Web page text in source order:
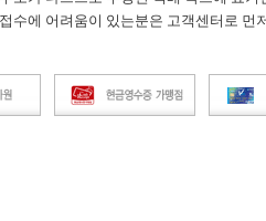
수에 어려움이 있는분은 고객센터로 먼